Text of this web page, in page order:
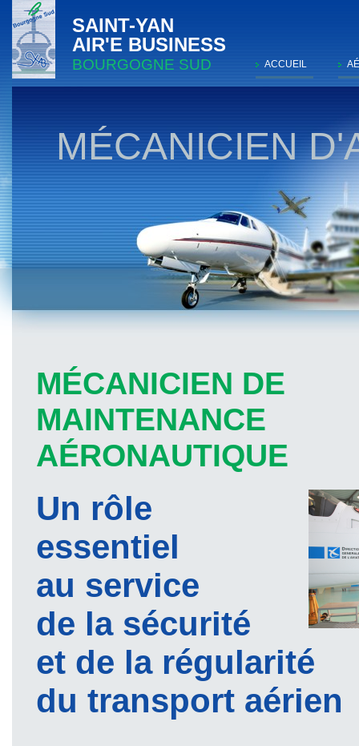
SAINT-YAN
AIR'E BUSINESS
BOURGOGNE SUD ACCUEIL
MÉCANICIEN
MÉCANICIEN DE
MAINTENANCE
AÉRONAUTIQUE
Un rôle
essentiel
au service
de la sécurité
et de la régularité
du transport aérien